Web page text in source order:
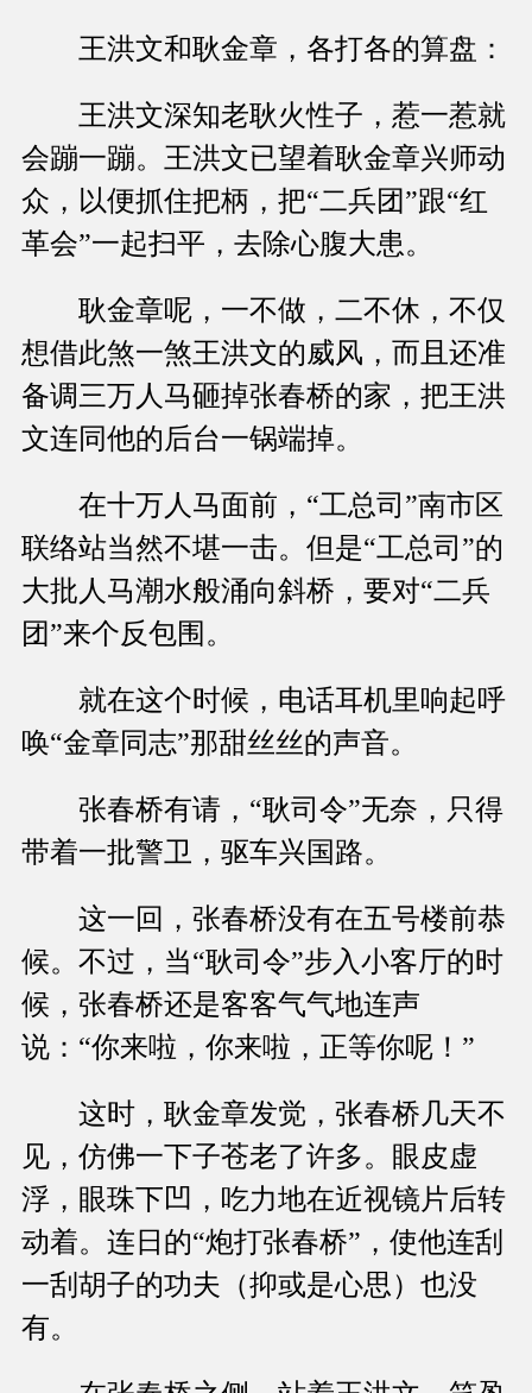
王洪文和耿金章，各打各的算盘：
王洪文深知老耿火性子，惹一惹就
会蹦一蹦。王洪文已望着耿金章兴师动
众，以便抓住把柄，把“二兵团”跟“红
革会”一起扫平，去除心腹大患。
耿金章呢，一不做，二不休，不仅
想借此煞一煞王洪文的威风，而且还准
备调三万人马砸掉张春桥的家，把王洪
文连同他的后台一锅端掉。
在十万人马面前，“工总司”南市区
联络站当然不堪一击。但是“工总司”的
大批人马潮水般涌向斜桥，要对“二兵
团”来个反包围。
就在这个时候，电话耳机里响起呼
唤“金章同志”那甜丝丝的声音。
张春桥有请，“耿司令”无奈，只得
带着一批警卫，驱车兴国路。
这一回，张春桥没有在五号楼前恭
候。不过，当“耿司令”步入小客厅的时
候，张春桥还是客客气气地连声
说：“你来啦，你来啦，正等你呢！”
这时，耿金章发觉，张春桥几天不
见，仿佛一下子苍老了许多。眼皮虚
浮，眼珠下凹，吃力地在近视镜片后转
动着。连日的“炮打张春桥”，使他连刮
一刮胡子的功夫（抑或是心思）也没
有。